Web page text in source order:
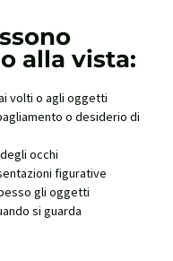
alla vista:
volti o agli oggetti
o desiderio di
occhi
figurative
gli oggetti
si guarda